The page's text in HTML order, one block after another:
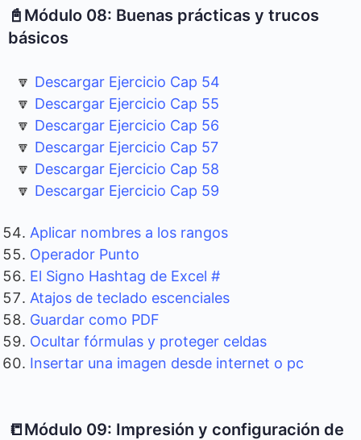
📓Módulo 08: Buenas prácticas y trucos
básicos
🔽 Descargar Ejercicio Cap 54
🔽 Descargar Ejercicio Cap 55
🔽 Descargar Ejercicio Cap 56
🔽 Descargar Ejercicio Cap 57
🔽 Descargar Ejercicio Cap 58
🔽 Descargar Ejercicio Cap 59
Aplicar nombres a los rangos
Operador Punto
El Signo Hashtag de Excel #
Atajos de teclado escenciales
Guardar como PDF
Ocultar fórmulas y proteger celdas
Insertar una imagen desde internet o pc
📒Módulo 09: Impresión y configuración de